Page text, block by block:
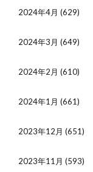
2024年4月 (629)
2024年3月 (649)
2024年2月 (610)
2024年1月 (661)
2023年12月 (651)
2023年11月 (593)